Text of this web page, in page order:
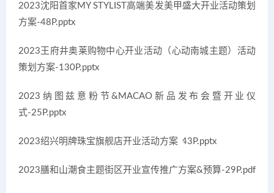
2023沈阳首家MY STYLIST高端美发美甲盛大开业活动策划
方案-48P.pptx
2023王府井奥莱购物中心开业活动（心动南城主题）活动
策划方案-130P.pptx
2023纳图兹意粉节&MACAO新品发布会暨开业仪
式-25P.pptx
2023绍兴明牌珠宝旗舰店开业活动方案-43P.pptx
2023膳和山潮食主题街区开业宣传推广方案&预算-29P.pdf